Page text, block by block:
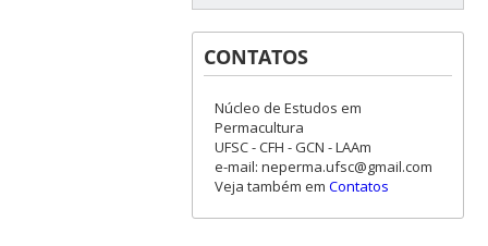
CONTATOS
Núcleo de Estudos em
Permacultura
UFSC - CFH - GCN - LAAm
e-mail: neperma.ufsc@gmail.com
Veja também em Contatos